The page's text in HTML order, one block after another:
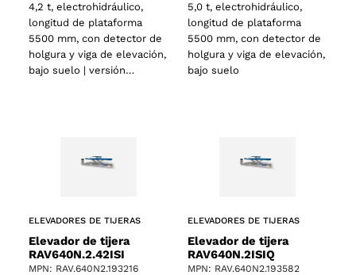
4,2 t, electrohidráulico,
longitud de plataforma
5500 mm, con detector de
holgura y viga de elevación,
bajo suelo | versión…
5,0 t, electrohidráulico,
longitud de plataforma
5500 mm, con detector de
holgura y viga de elevación,
bajo suelo
ELEVADORES DE TIJERAS
Elevador de tijera
RAV640N.2.42ISI
MPN: RAV.640N2.193216
ELEVADORES DE TIJERAS
Elevador de tijera
RAV640N.2ISIQ
MPN: RAV.640N2.193582